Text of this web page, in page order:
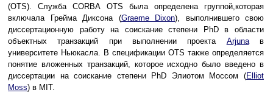
(OTS). Служба CORBA OTS была определена группой,которая
включала Грейма Диксона (Graeme Dixon), выполнившего свою
диссертационную работу на соискание степени PhD в области
объектных транзакций при выполнении проекта Arjunaв
университете Ньюкасла. В спецификации OTS также определяется
понятие вложенных транзакций, которое исходно было введено в
диссертации на соискание степени PhD Элиотом Моссом (Elliot
Moss) в MIT.